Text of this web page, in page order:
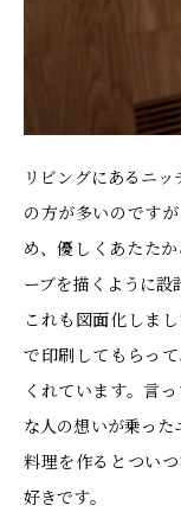
リビングにあるニ
の方が多いのです
め、優しくあたた
ーブを描くように設
これも図面化しま
で印刷してもらっ
くれています。言
な人の想いが乗った
料理を作るとつい
好きです。